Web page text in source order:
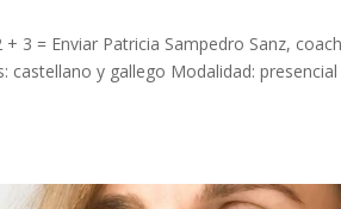
3 = Enviar Patricia Sampedro Sanz,
y gallego Modalidad: